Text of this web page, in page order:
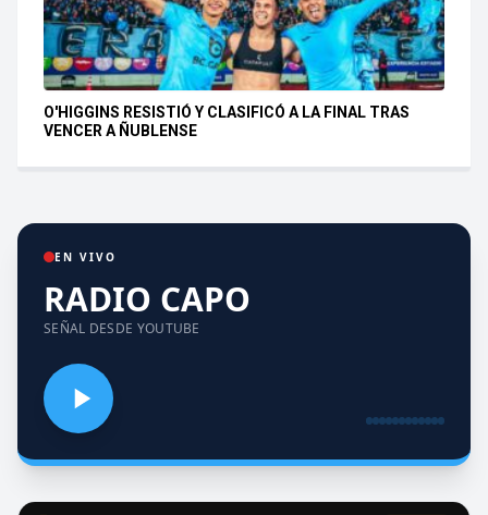
O'HIGGINS RESISTIÓ Y CLASIFICÓ A LA FINAL TRAS
VENCER A ÑUBLENSE
EN VIVO
RADIO CAPO
SEÑAL DESDE YOUTUBE